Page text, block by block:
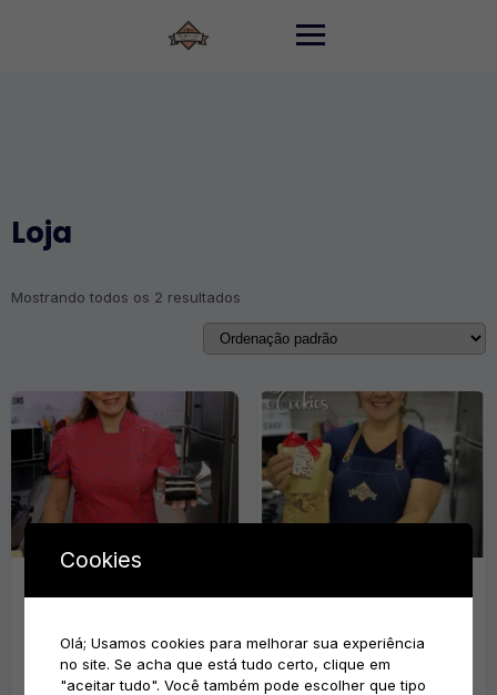
Loja
Mostrando todos os 2 resultados
Curso de Slice Cake
Adicionar ao
carrinho
e-Book Delícias de
Lives
R$
Cookies
Olá; Usamos cookies para melhorar sua experiência
no site. Se acha que está tudo certo, clique em
"aceitar tudo". Você também pode escolher que tipo